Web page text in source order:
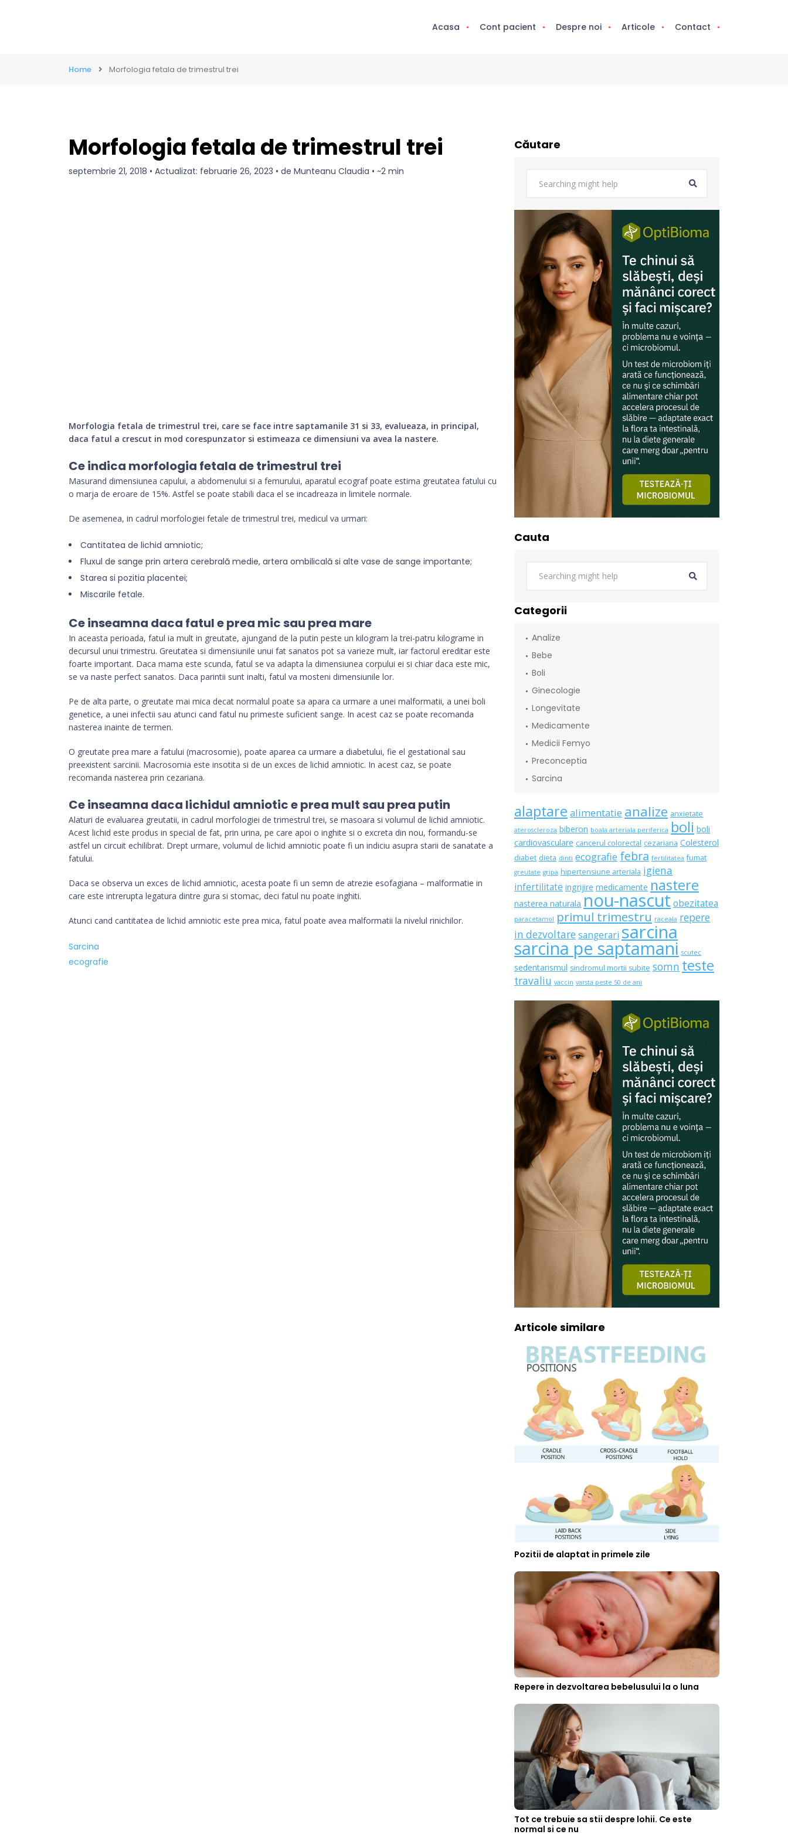
Acasa Cont pacient Despre noi Articole Contact
Home Morfologia fetala de trimestrul trei
Morfologia fetala de trimestrul trei
septembrie 21, 2018 • Actualizat: februarie 26, 2023 • de Munteanu Claudia • ~2 min
Morfologia fetala de trimestrul trei, care se face intre saptamanile 31 si 33, evalueaza, in principal,
daca fatul a crescut in mod corespunzator si estimeaza ce dimensiuni va avea la nastere.
Ce indica morfologia fetala de trimestrul trei
Masurand dimensiunea capului, a abdomenului si a femurului, aparatul ecograf poate estima greutatea fatului cu
o marja de eroare de 15%. Astfel se poate stabili daca el se incadreaza in limitele normale.
De asemenea, in cadrul morfologiei fetale de trimestrul trei, medicul va urmari:
Cantitatea de lichid amniotic;
Fluxul de sange prin artera cerebrală medie, artera ombilicală si alte vase de sange importante;
Starea si pozitia placentei;
Miscarile fetale.
Ce inseamna daca fatul e prea mic sau prea mare
In aceasta perioada, fatul ia mult in greutate, ajungand de la putin peste un kilogram la trei-patru kilograme in
decursul unui trimestru. Greutatea si dimensiunile unui fat sanatos pot sa varieze mult, iar factorul ereditar este
foarte important. Daca mama este scunda, fatul se va adapta la dimensiunea corpului ei si chiar daca este mic,
se va naste perfect sanatos. Daca parintii sunt inalti, fatul va mosteni dimensiunile lor.
Pe de alta parte, o greutate mai mica decat normalul poate sa apara ca urmare a unei malformatii, a unei boli
genetice, a unei infectii sau atunci cand fatul nu primeste suficient sange. In acest caz se poate recomanda
nasterea inainte de termen.
O greutate prea mare a fatului (macrosomie), poate aparea ca urmare a diabetului, fie el gestational sau
preexistent sarcinii. Macrosomia este insotita si de un exces de lichid amniotic. In acest caz, se poate
recomanda nasterea prin cezariana.
Ce inseamna daca lichidul amniotic e prea mult sau prea putin
Alaturi de evaluarea greutatii, in cadrul morfologiei de trimestrul trei, se masoara si volumul de lichid amniotic.
Acest lichid este produs in special de fat, prin urina, pe care apoi o inghite si o excreta din nou, formandu-se
astfel un circuit echilibrat. Drept urmare, volumul de lichid amniotic poate fi un indiciu asupra starii de sanatate a
fatului.
Daca se observa un exces de lichid amniotic, acesta poate fi un semn de atrezie esofagiana – malformatie in
care este intrerupta legatura dintre gura si stomac, deci fatul nu poate inghiti.
Atunci cand cantitatea de lichid amniotic este prea mica, fatul poate avea malformatii la nivelul rinichilor.
Sarcina
ecografie
Căutare
Cauta
Categorii
Analize
Bebe
Boli
Ginecologie
Longevitate
Medicamente
Medicii Femyo
Preconceptia
Sarcina
alaptare alimentatie analize anxietate
ateroscleroza biberon boala arteriala periferica boli boli
cardiovasculare cancerul colorectal cezariana Colesterol
diabet dieta dinti ecografie febra fertilitatea fumat
greutate gripa hipertensiune arteriala igiena
infertilitate ingrijire medicamente nastere
nasterea naturala nou-nascutobezitatea
paracetamol primul trimestru raceala repere
in dezvoltare sangerari sarcina
sarcina pe saptamani scutec
sedentarismul sindromul mortii subite somn teste
travaliu vaccin varsta peste 50 de ani
Articole similare
Pozitii de alaptat in primele zile
Repere in dezvoltarea bebelusului la o luna
Tot ce trebuie sa stii despre lohii. Ce este
normal si ce nu